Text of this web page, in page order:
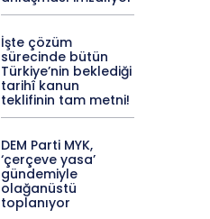
İşte çözüm
sürecinde bütün
Türkiye’nin beklediği
tarihî kanun
teklifinin tam metni!
DEM Parti MYK,
‘çerçeve yasa’
gündemiyle
olağanüstü
toplanıyor